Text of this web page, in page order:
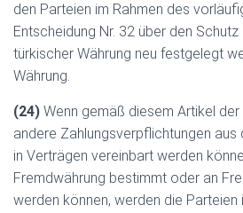
den Parteien im Rahmen des
Entscheidung Nr. 32 über den
türkischer Währung neu festgelegt
Währung.
(24) Wenn gemäß diesem Artikel
andere Zahlungsverpflichtungen
in Verträgen vereinbart werden
Fremdwährung bestimmt oder an
werden können, werden die Parteien